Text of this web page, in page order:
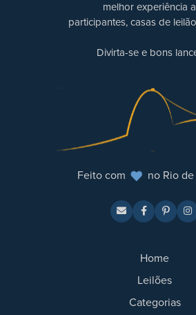
melhor experiência
participantes, casas de
Divirta-se e bons
Feito com no Rio
Home
Leilões
Categorias